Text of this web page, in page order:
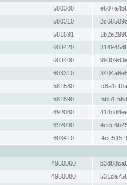
580300
580310
581591
603420
603400
603310
581580
581590
692080
692090
603410
4960060
4960080